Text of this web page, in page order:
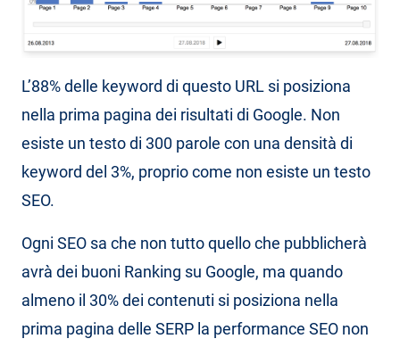
L’88% delle keyword di questo URL si posiziona
nella prima pagina dei risultati di Google. Non
esiste un testo di 300 parole con una densità di
keyword del 3%, proprio come non esiste un testo
SEO.
Ogni SEO sa che non tutto quello che pubblicherà
avrà dei buoni Ranking su Google, ma quando
almeno il 30% dei contenuti si posiziona nella
prima pagina delle SERP la performance SEO non